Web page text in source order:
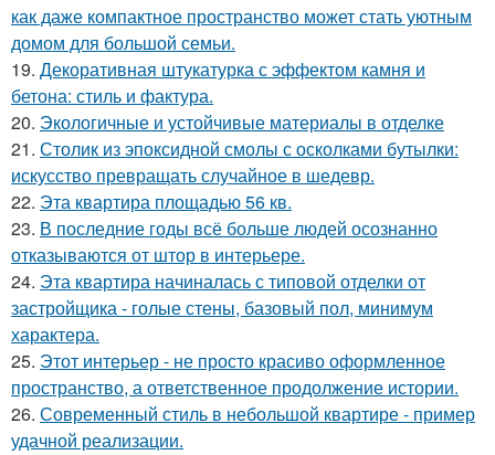
как даже компактное пространство может стать уютным
домом для большой семьи.
19. Декоративная штукатурка с эффектом камня и
бетона: стиль и фактура.
20. Экологичные и устойчивые материалы в отделке
21. Столик из эпоксидной смолы с осколками бутылки:
искусство превращать случайное в шедевр.
22. Эта квартира площадью 56 кв.
23. В последние годы всё больше людей осознанно
отказываются от штор в интерьере.
24. Эта квартира начиналась с типовой отделки от
застройщика - голые стены, базовый пол, минимум
характера.
25. Этот интерьер - не просто красиво оформленное
пространство, а ответственное продолжение истории.
26. Современный стиль в небольшой квартире - пример
удачной реализации.